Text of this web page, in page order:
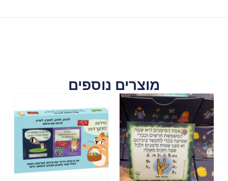
מוצרים נוספים